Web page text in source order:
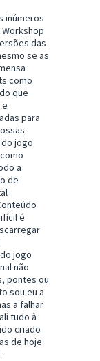
inúmeros
das
se as
como
que
para
jogo
a
de
é
jogo
não
pontes ou
sou eu a
a falhar
tudo à
criado
de hoje